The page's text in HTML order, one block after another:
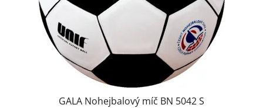
GALA Nohejbalový míč BN 5042 S